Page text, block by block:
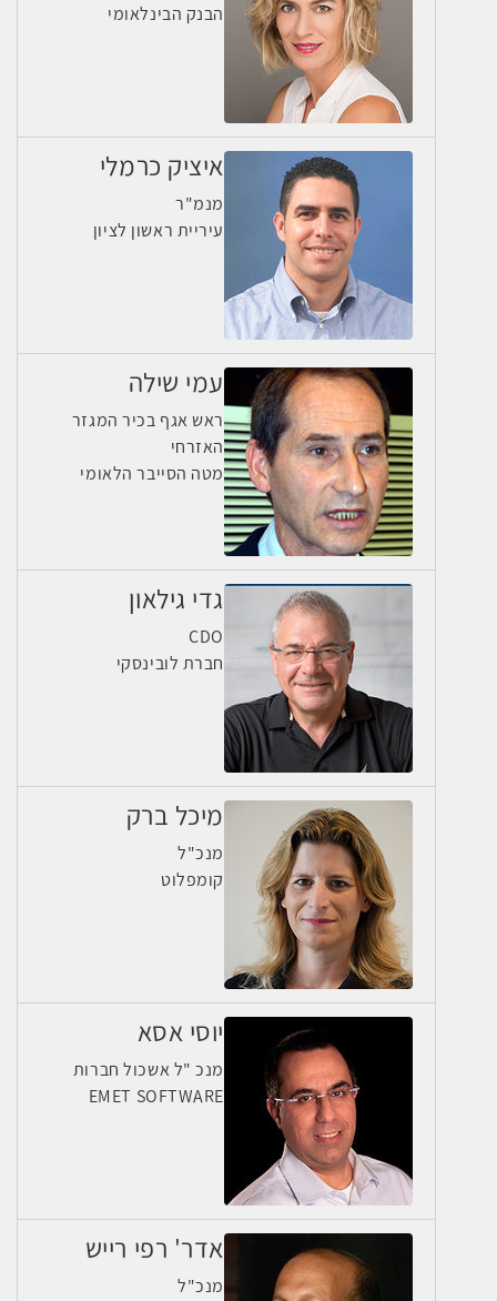
הבנק הבינלאומי
איציק כרמלי
מנמ"ר
עיריית ראשון לציון
עמי שילה
ראש אגף בכיר המגזר
האזרחי
מטה הסייבר הלאומי
גדי גילאון
CDO
חברת לובינסקי
מיכל ברק
מנכ"ל
קומפלוט
יוסי אסא
מנכ "ל אשכול חברות
EMET SOFTWARE
אדר' רפי רייש
מנכ"ל